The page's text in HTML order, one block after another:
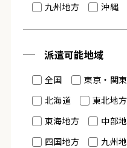
九州地方
沖縄
派遣可能地域
全国 東京・関
北海道
東北地方
東海地方
中部
四国地方
九州